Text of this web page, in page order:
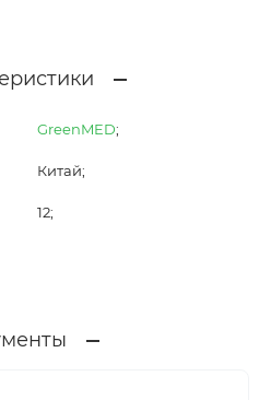
GreenMED;
Китай;
12;